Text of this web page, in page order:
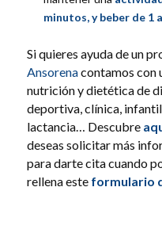
minutos, y beber de 1
Si quieres ayuda de un
Ansorenacontamos con
nutrición y dietética de
deportiva, clínica,
lactancia… Descubre
deseas solicitar más
para darte cita cuando
rellena este formulario